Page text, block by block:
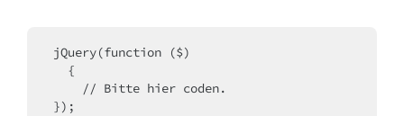
jQuery(function ($)
  {
    // Bitte hier coden.
});